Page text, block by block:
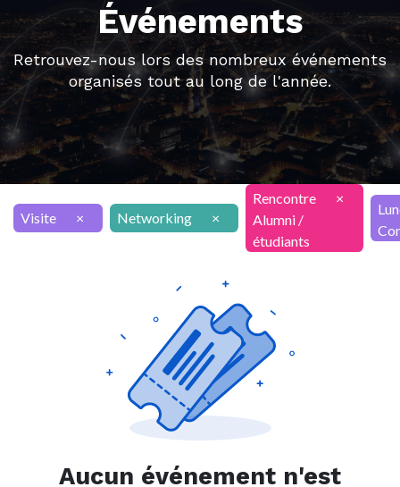
Événements
Retrouvez-nous lors des nombreux événements
organisés tout au long de l'année.
Visite × Networking ×
Rencontre
Alumni /
étudiants
×
Aucun événement n'est